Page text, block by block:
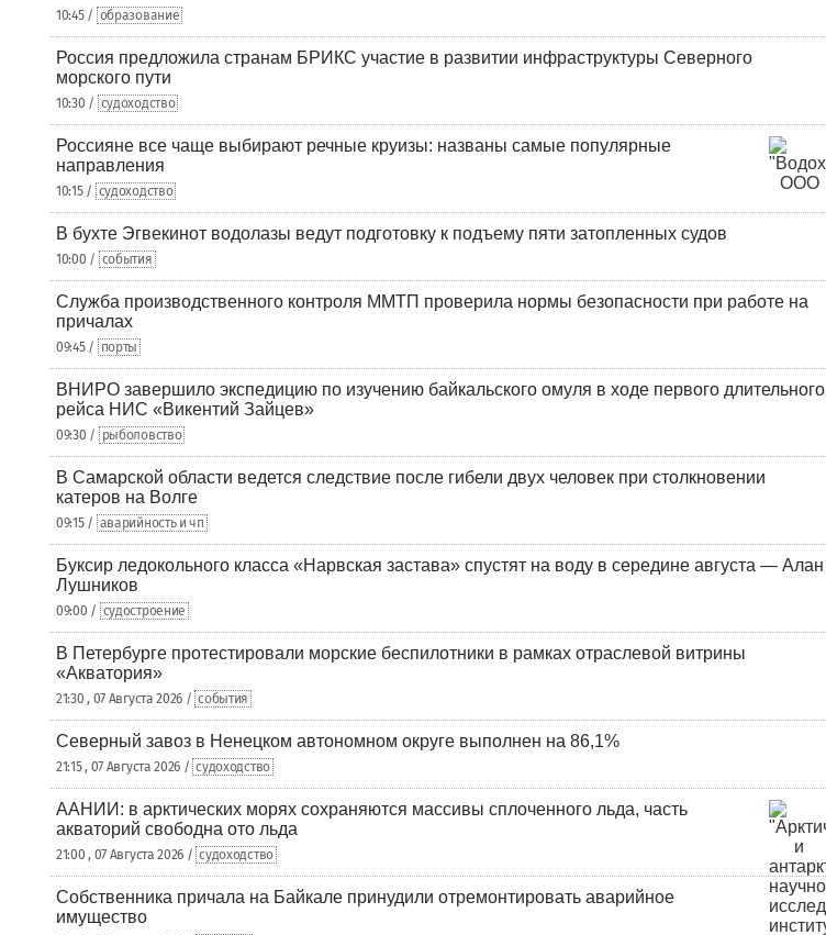
10:45 / образование
Россия предложила странам БРИКС участие в развитии инфраструктуры Северного
морского пути
10:30 / судоходство
Россияне все чаще выбирают речные круизы: названы самые популярные
направления
10:15 / судоходство
В бухте Эгвекинот водолазы ведут подготовку к подъему пяти затопленных судов
10:00 / события
Служба производственного контроля ММТП проверила нормы безопасности при работе на
причалах
09:45 / порты
ВНИРО завершило экспедицию по изучению байкальского омуля в ходе первого длительного
рейса НИС «Викентий Зайцев»
09:30 / рыболовство
В Самарской области ведется следствие после гибели двух человек при столкновении
катеров на Волге
09:15 / аварийность и чп
Буксир ледокольного класса «Нарвская застава» спустят на воду в середине августа — Алан
Лушников
09:00 / судостроение
В Петербурге протестировали морские беспилотники в рамках отраслевой витрины
«Акватория»
21:30 , 07 Августа 2026 / события
Северный завоз в Ненецком автономном округе выполнен на 86,1%
21:15 , 07 Августа 2026 / судоходство
ААНИИ: в арктических морях сохраняются массивы сплоченного льда, часть
акваторий свободна ото льда
21:00 , 07 Августа 2026 / судоходство
Собственника причала на Байкале принудили отремонтировать аварийное
имущество